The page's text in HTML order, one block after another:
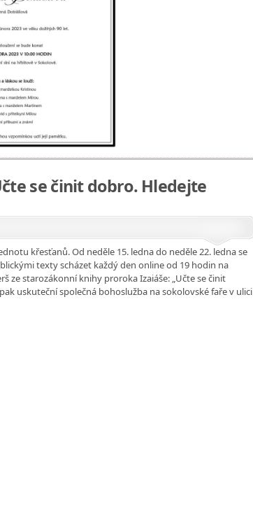
se činit dobro. Hledejte
křesťanů. Od neděle 15. ledna do neděle 22. ledna se
texty scházet každý den online od 19 hodin na
ze starozákonní knihy proroka Izaiáše: „Učte se činit
uskuteční společná bohoslužba na sokolovské faře v ulici